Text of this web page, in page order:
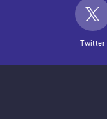
Twitter